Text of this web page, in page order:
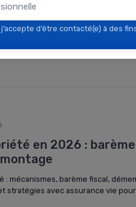
une succession grâce à
et la bonne rédaction de la
en 2026 :
mécanismes, barème fiscal,
stratégies avec assurance vie
d’être contacté(e) à des